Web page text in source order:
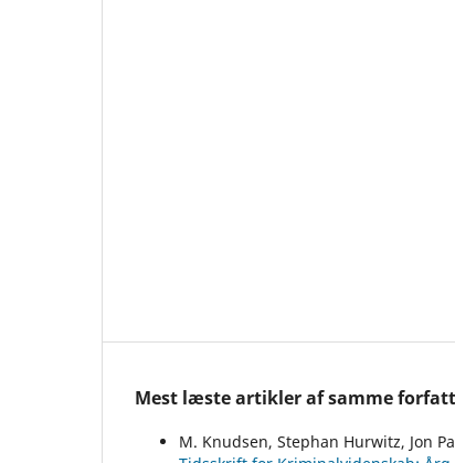
Mest læste artikler af samme
M. Knudsen, Stephan Hurwitz, Jon